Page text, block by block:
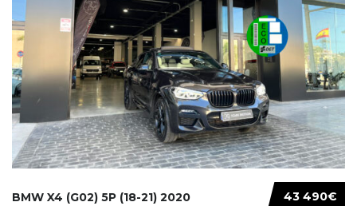
43 490€
BMW X4 (G02) 5P (18-21) 2020